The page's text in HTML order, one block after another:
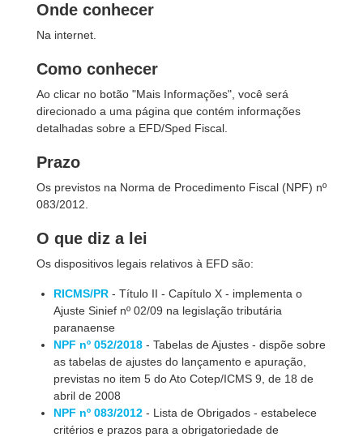
Onde conhecer
Na internet.
Como conhecer
Ao clicar no botão "Mais Informações", você será
direcionado a uma página que contém informações
detalhadas sobre a EFD/Sped Fiscal.
Prazo
Os previstos na Norma de Procedimento Fiscal (NPF) nº
083/2012.
O que diz a lei
Os dispositivos legais relativos à EFD são:
RICMS/PR - Título II - Capítulo X - implementa o
Ajuste Sinief nº 02/09 na legislação tributária
paranaense
NPF nº 052/2018 - Tabelas de Ajustes - dispõe sobre
as tabelas de ajustes do lançamento e apuração,
previstas no item 5 do Ato Cotep/ICMS 9, de 18 de
abril de 2008
NPF nº 083/2012 - Lista de Obrigados - estabelece
critérios e prazos para a obrigatoriedade de